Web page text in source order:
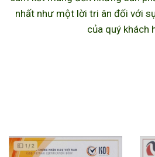
nhất như một lời tri ân đối với
của quý khách